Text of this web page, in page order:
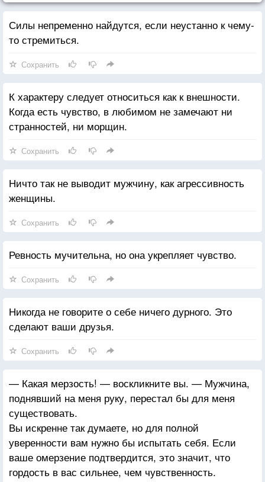
Силы непременно найдутся, если неустанно к чему-
то стремиться.
Сохранить
К характеру следует относиться как к внешности.
Когда есть чувство, в любимом не замечают ни
странностей, ни морщин.
Сохранить
Ничто так не выводит мужчину, как агрессивность
женщины.
Сохранить
Ревность мучительна, но она укрепляет чувство.
Сохранить
Никогда не говорите о себе ничего дурного. Это
сделают ваши друзья.
Сохранить
— Какая мерзость! — воскликните вы. — Мужчина,
поднявший на меня руку, перестал бы для меня
существовать.
Вы искренне так думаете, но для полной
уверенности вам нужно бы испытать себя. Если
ваше омерзение подтвердится, это значит, что
гордость в вас сильнее, чем чувственность.